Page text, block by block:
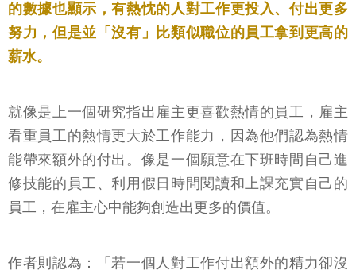
的數據也顯示，有熱忱的人對工作更投入、付出更多
努力，但是並「沒有」比類似職位的員工拿到更高的
薪水。
就像是上一個研究指出雇主更喜歡熱情的員工，雇主
看重員工的熱情更大於工作能力，因為他們認為熱情
能帶來額外的付出。像是一個願意在下班時間自己進
修技能的員工、利用假日時間閱讀和上課充實自己的
員工，在雇主心中能夠創造出更多的價值。
作者則認為：「若一個人對工作付出額外的精力卻沒